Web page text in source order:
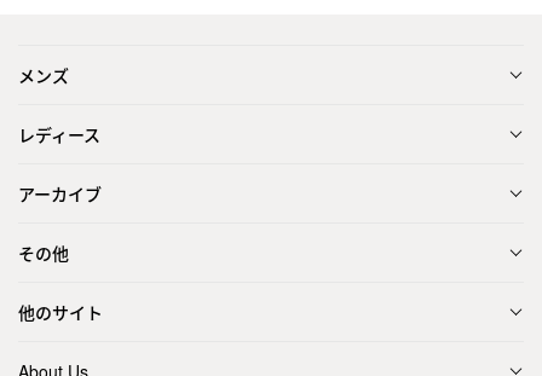
メンズ
レディース
アーカイブ
その他
他のサイト
About Us